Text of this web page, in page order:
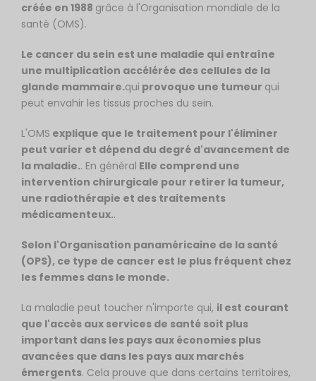
créée en 1988 grâce à l'Organisation mondiale de la
santé (OMS).
Le cancer du sein est une maladie qui entraîne
une multiplication accélérée des cellules de la
glande mammaire.qui provoque une tumeur qui
peut envahir les tissus proches du sein.
L'OMS explique que le traitement pour l'éliminer
peut varier et dépend du degré d'avancement de
la maladie.. En général Elle comprend une
intervention chirurgicale pour retirer la tumeur,
une radiothérapie et des traitements
médicamenteux..
Selon l'Organisation panaméricaine de la santé
(OPS), ce type de cancer est le plus fréquent chez
les femmes dans le monde.
La maladie peut toucher n'importe qui, il est courant
que l'accès aux services de santé soit plus
important dans les pays aux économies plus
avancées que dans les pays aux marchés
émergents. Cela prouve que dans certains territoires,